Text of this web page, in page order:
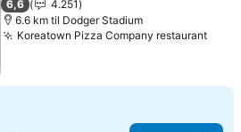
6,6
4.251
6.6 km til Dodger Stadium
Koreatown Pizza Company restaurantSe